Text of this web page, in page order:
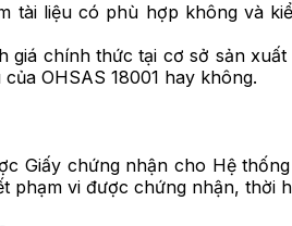
tài liệu có phù hợp không và
chính thức tại cơ sở sản
OHSAS 18001 hay không.
Giấy chứng nhận cho Hệ
phạm vi được chứng nhận, thời